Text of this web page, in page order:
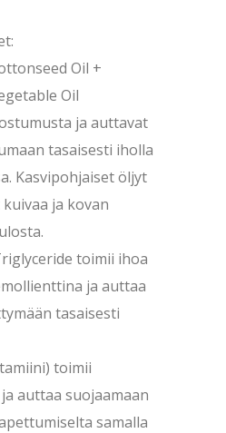
Oil +
Oil
ja auttavat
tasaisesti iholla
Kasvipohjaiset öljyt
ja kovan
toimii ihoa
ja auttaa
tasaisesti
toimii
auttaa suojaamaan
samalla